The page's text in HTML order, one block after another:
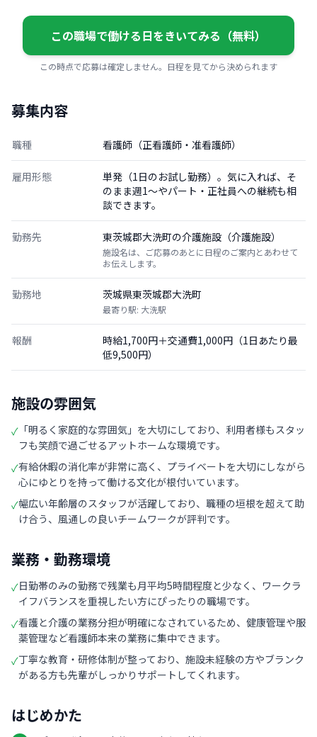
この職場で働ける日をきいてみる（無料）
この時点で応募は確定しません。日程を見てから決められます
募集内容
職種 看護師（正看護師・准看護師）
雇用形態
単発（1日のお試し勤務）。気に入れば、そ
のまま週1〜やパート・正社員への継続も相
談できます。
勤務先 東茨城郡大洗町の介護施設（介護施設）
施設名は、ご応募のあとに日程のご案内とあわせて
お伝えします。
勤務地 茨城県東茨城郡大洗町
最寄り駅: 大洗駅
報酬
時給1,700円＋交通費1,000円（1日あたり最
低9,500円）
施設の雰囲気
✓ 「明るく家庭的な雰囲気」を大切にしており、利用者様もスタッ
フも笑顔で過ごせるアットホームな環境です。
✓有給休暇の消化率が非常に高く、プライベートを大切にしながら
心にゆとりを持って働ける文化が根付いています。
✓幅広い年齢層のスタッフが活躍しており、職種の垣根を超えて助
け合う、風通しの良いチームワークが評判です。
業務・勤務環境
✓日勤帯のみの勤務で残業も月平均5時間程度と少なく、ワークラ
イフバランスを重視したい方にぴったりの職場です。
✓看護と介護の業務分担が明確になされているため、健康管理や服
薬管理など看護師本来の業務に集中できます。
✓丁寧な教育・研修体制が整っており、施設未経験の方やブランク
がある方も先輩がしっかりサポートしてくれます。
はじめかた